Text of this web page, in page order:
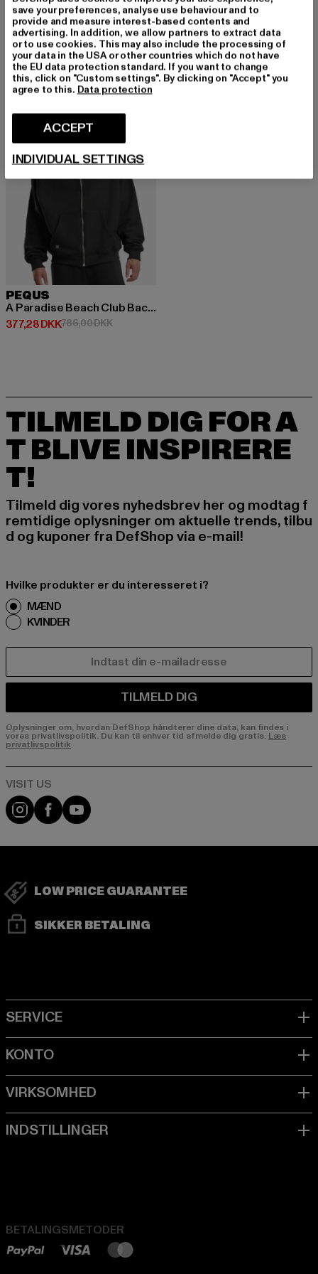
PEQUS
Mythic Logo
346,43 DKK
Nuværende pris: 346,43 DKK
707,00 DKKKampagnepris: 707,00 DKK
PEQUS
Debossed Logo
377,28 DKK
Nuværende pris: 377,28 DKK
786,00 DKK
-52%
PEQUS
A Paradise Beach Club Back Logo
377,28 DKK
Nuværende pris: 377,28 DKK
786,00 DKKKampagnepris: 786,00 DKK
TILMELD DIG FOR A
T BLIVE INSPIRERE
T!
Tilmeld dig vores nyhedsbrev her og modtag f
remtidige oplysninger om aktuelle trends, tilbu
d og kuponer fra DefShop via e-mail!
Hvilke produkter er du interesseret i?
MÆND
KVINDER
TILMELD DIG
Oplysninger om, hvordan DefShop håndterer dine data, kan findes i
vores privatlivspolitik. Du kan til enhver tid afmelde dig gratis. Læs
privatlivspolitik
Visit our Instagram page:
Visit our Facebook page:
Visit our YouTube channel:
LOW PRICE GUARANTEE
SIKKER BETALING
BETALINGSMETODER
save your preferences, analyse use behaviour and to
provide and measure interest-based contents and
advertising. In addition, we allow partners to extract data
or to use cookies. This may also include the processing of
your data in the USA or other countries which do not have
the EU data protection standard. If you want to change
this, click on "Custom settings". By clicking on "Accept" you
agree to this. Data protection
ACCEPT
INDIVIDUAL SETTINGS